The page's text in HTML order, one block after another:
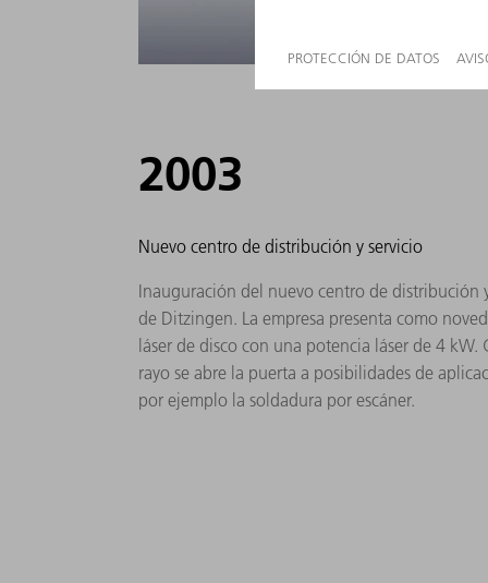
2003
Nuevo centro de distribución y servicio
Inauguración del nuevo centro de distribución
de Ditzingen. La empresa presenta como
láser de disco con una potencia láser de 4
rayo se abre la puerta a posibilidades de
por ejemplo la soldadura por escáner.